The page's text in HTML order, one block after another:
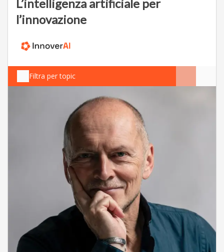
L’intelligenza artificiale per
l’innovazione
Filtra per topic